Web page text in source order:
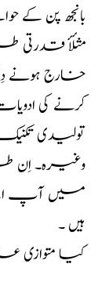
بانجھ پن
مثلأٔ قدرتی
خارج ہونے
کرنے کی
تولیدی
میں آپ
ہیں ۔
کیا متوازی